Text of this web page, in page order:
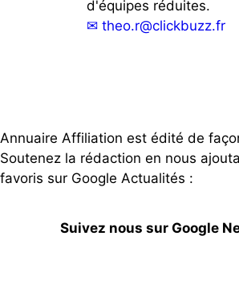
d'équipes réduites.
✉ theo.r@clickbuzz.fr
Annuaire Affiliation est édité de
Soutenez la rédaction en nous
favoris sur Google Actualités :
Suivez nous sur Google